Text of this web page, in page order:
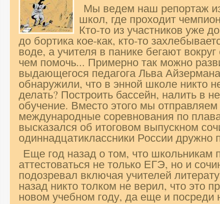
Мы ведем наш репортаж
школ, где проходит
Кто-то из участников уже
до бортика кое-как, кто-то
воде, а учителя в панике бегают
чем помочь... Примерно так можно
выдающегося педагога Льва
обнаружили, что в энной школе никто
делать? Построить бассейн, налить в
обучение. Вместо этого мы
международные соревнования по
высказался об итоговом выпускном
одиннадцатиклассники России дружно
Еще год назад о том, что школьникам
аттестоваться не только ЕГЭ, но и
подозревал включая учителей
назад никто толком не верил, что это
новом учебном году, да еще и посреди